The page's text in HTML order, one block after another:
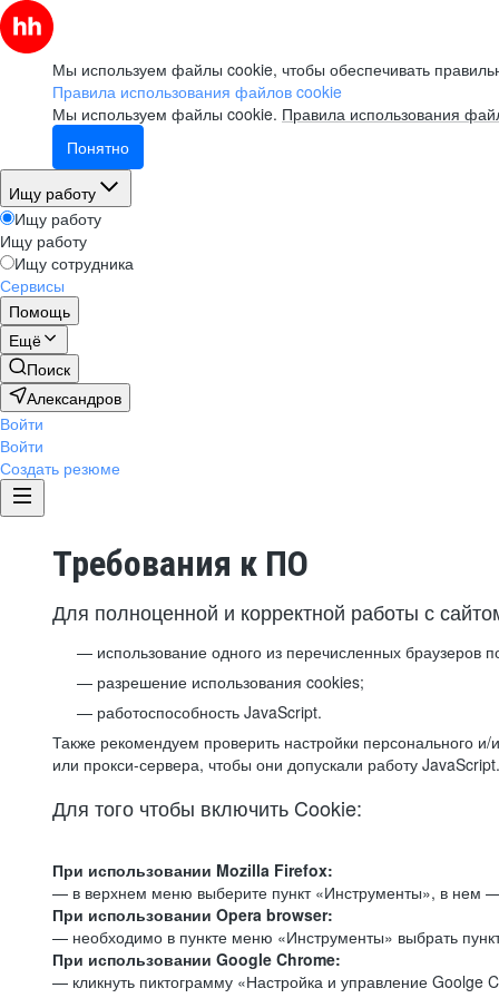
Мы используем файлы cookie, чтобы обеспечивать
Правила использования файлов cookie
Мы используем файлы cookie. Правила использования
Понятно
Ищу работу
Ищу работу
Ищу работу
Ищу сотрудника
Сервисы
Помощь
Ещё
Поиск
Александров
Войти
Войти
Создать резюме
Требования к ПО
Для полноценной и корректной работы с
использование одного из перечисленных браузеров
разрешение использования cookies;
работоспособность JavaScript.
Также рекомендуем проверить настройки персонального
или прокси-сервера, чтобы они допускали работу JavaScript.
Для того чтобы включить Cookie:
При использовании Mozilla Firefox:
— в верхнем меню выберите пункт «Инструменты», в нем
При использовании Opera browser:
— необходимо в пункте меню «Инструменты» выбрать
При использовании Google Chrome:
— кликнуть пиктограмму «Настройка и управление Goolge